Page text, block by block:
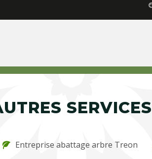
SERVICES
Entreprise abattage arbre Treon